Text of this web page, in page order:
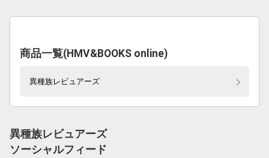
商品一覧(HMV&BOOKS online)
異種族レビュアーズ
異種族レビュアーズ
ソーシャルフィード